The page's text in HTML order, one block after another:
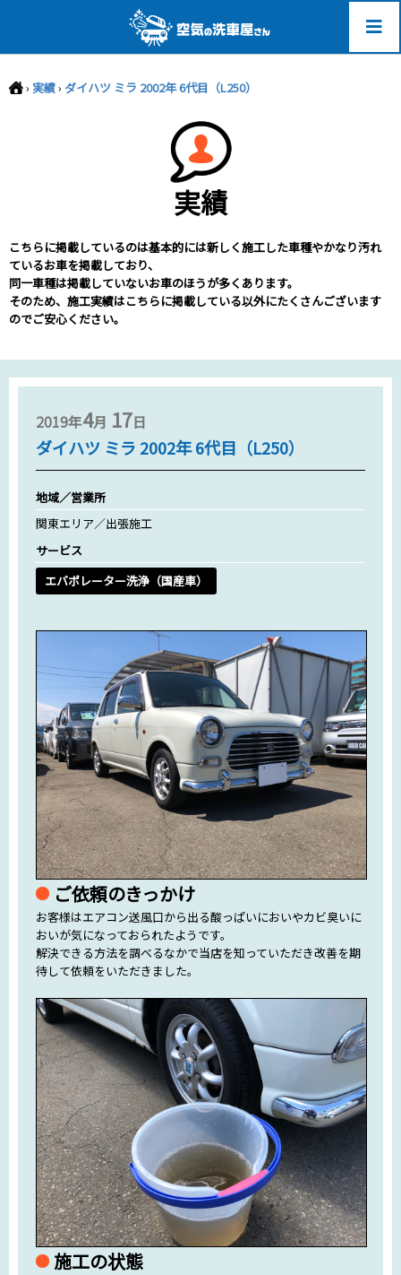
› 実績› ダイハツ ミラ 2002年 6代目（L250）
実績
こちらに掲載しているのは基本的には新しく施工した車種やかなり汚れ
ているお車を掲載しており、
同一車種は掲載していないお車のほうが多くあります。
そのため、施工実績はこちらに掲載している以外にたくさんございます
のでご安心ください。
2019年4月 17日
ダイハツ ミラ 2002年 6代目（L250）
地域／営業所
関東エリア／出張施工
サービス
エバポレーター洗浄（国産車）
ご依頼のきっかけ
お客様はエアコン送風口から出る酸っぱいにおいやカビ臭いに
おいが気になっておられたようです。
解決できる方法を調べるなかで当店を知っていただき改善を期
待して依頼をいただきました。
施工の状態